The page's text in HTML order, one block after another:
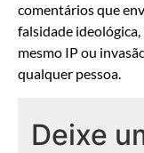
comentários que
falsidade
mesmo IP ou
qualquer pessoa.
Deixe